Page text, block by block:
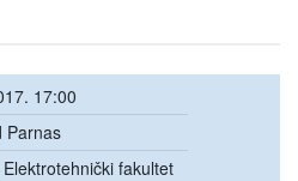
17:00
Parnas
fakultet